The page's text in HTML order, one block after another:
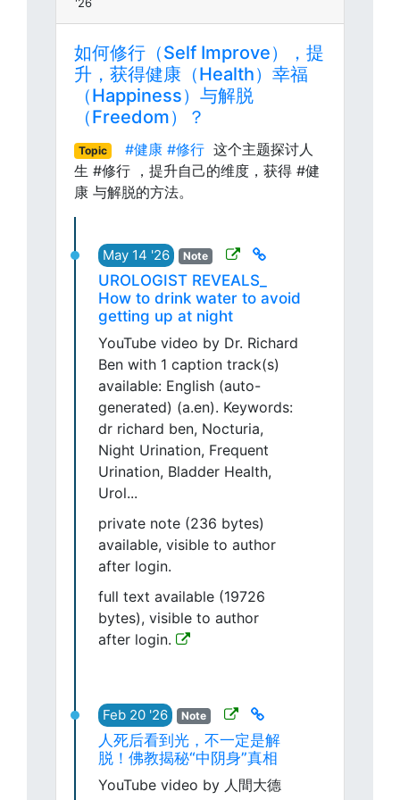
如何修行（Self Improve），提
升，获得健康（Health）幸福
（Happiness）与解脱
（Freedom）？
Topic #健康 #修行这个主题探讨人
生 #修行 ，提升自己的维度，获得 #健
康 与解脱的方法。
May 14 '26 Note
UROLOGIST REVEALS_
How to drink water to avoid
getting up at night
YouTube video by Dr. Richard
Ben with 1 caption track(s)
available: English (auto-
generated) (a.en). Keywords:
dr richard ben, Nocturia,
Night Urination, Frequent
Urination, Bladder Health,
Urol...
private note (236 bytes)
available, visible to author
after login.
full text available (19726
bytes), visible to author
after login.
Feb 20 '26 Note
人死后看到光，不一定是解
脱！佛教揭秘“中阴身”真相
YouTube video by 人間大德